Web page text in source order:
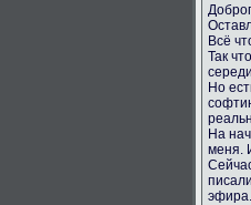
Всё
Так
Но
На
меня.
эфира.